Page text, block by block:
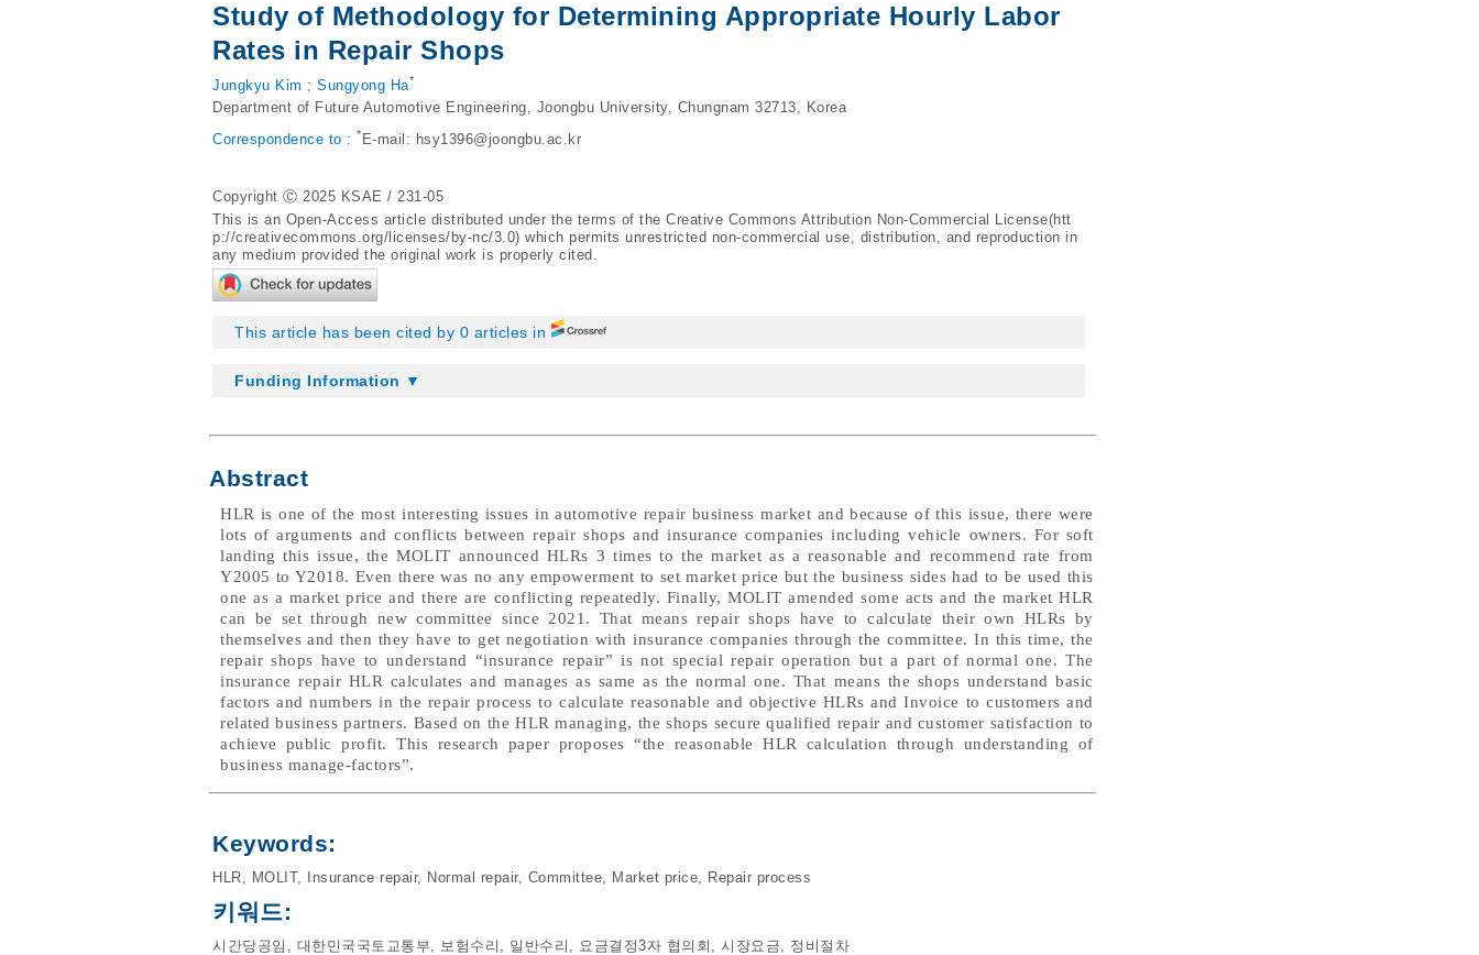
Study of Methodology for Determining Appropriate Hourly Labor
Rates in Repair Shops
Jungkyu Kim ; Sungyong Ha*
Department of Future Automotive Engineering, Joongbu University, Chungnam 32713, Korea
Correspondence to : * E-mail: hsy1396@joongbu.ac.kr
Copyright Ⓒ 2025 KSAE / 231-05
This is an Open-Access article distributed under the terms of the Creative Commons Attribution Non-Commercial License(htt
p://creativecommons.org/licenses/by-nc/3.0) which permits unrestricted non-commercial use, distribution, and reproduction in
any medium provided the original work is properly cited.
This article has been cited by 0 articles in
Funding Information ▼
Abstract
HLR is one of the most interesting issues in automotive repair business market and because of this issue, there were
lots of arguments and conflicts between repair shops and insurance companies including vehicle owners. For soft
landing this issue, the MOLIT announced HLRs 3 times to the market as a reasonable and recommend rate from
Y2005 to Y2018. Even there was no any empowerment to set market price but the business sides had to be used this
one as a market price and there are conflicting repeatedly. Finally, MOLIT amended some acts and the market HLR
can be set through new committee since 2021. That means repair shops have to calculate their own HLRs by
themselves and then they have to get negotiation with insurance companies through the committee. In this time, the
repair shops have to understand “insurance repair” is not special repair operation but a part of normal one. The
insurance repair HLR calculates and manages as same as the normal one. That means the shops understand basic
factors and numbers in the repair process to calculate reasonable and objective HLRs and Invoice to customers and
related business partners. Based on the HLR managing, the shops secure qualified repair and customer satisfaction to
achieve public profit. This research paper proposes “the reasonable HLR calculation through understanding of
business manage-factors”.
Keywords:
HLR, MOLIT, Insurance repair, Normal repair, Committee, Market price, Repair process
키워드:
시간당공임 , 대한민국국토교통부, 보험수리 , 일반수리 , 요금결정3자 협의회 , 시장요금, 정비절차